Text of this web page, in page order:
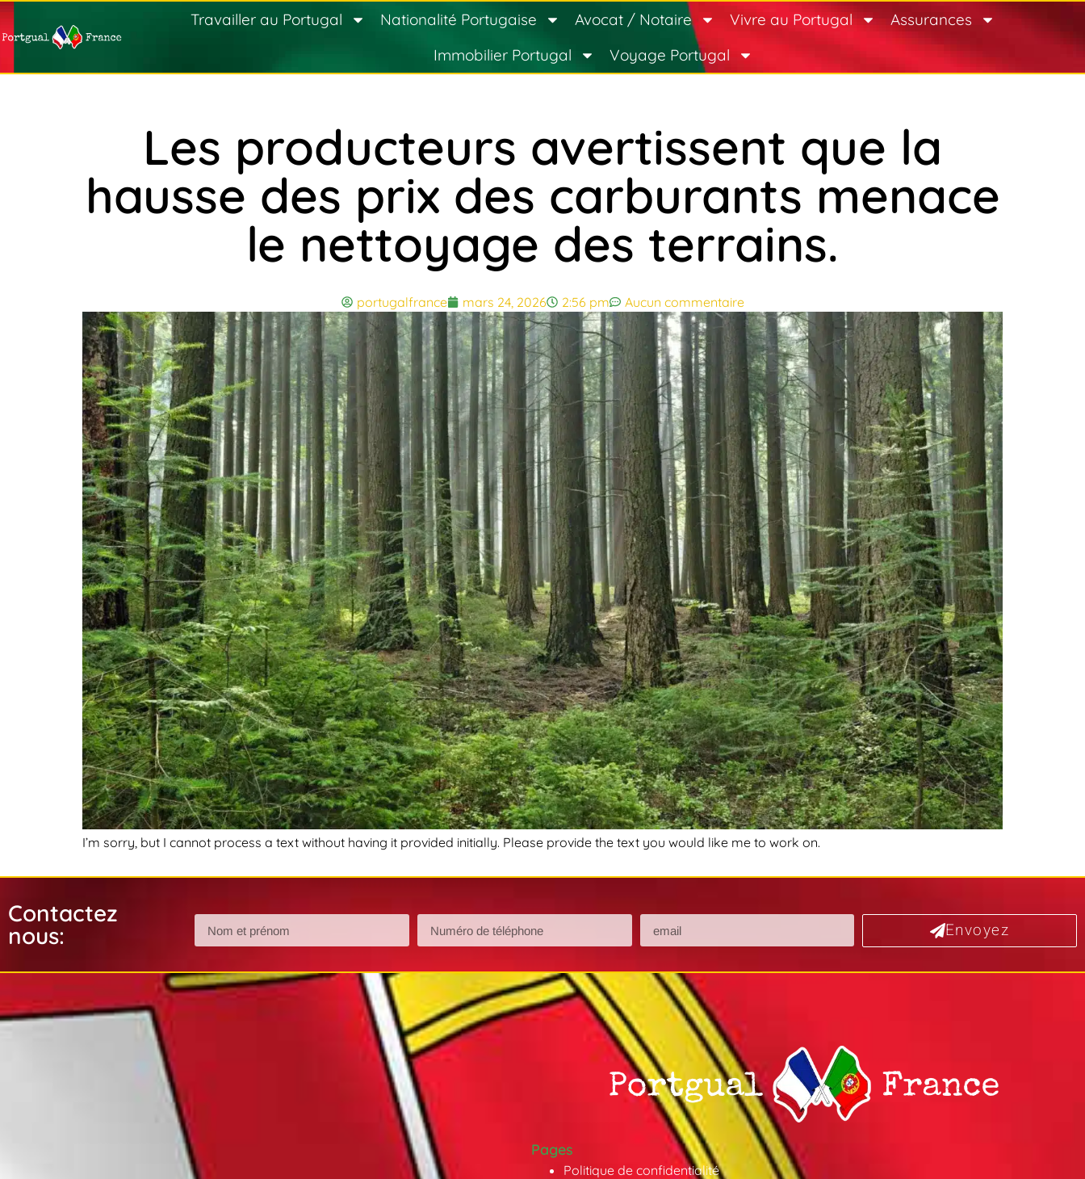
Travailler au Portugal Nationalité Portugaise Avocat / Notaire Vivre au Portugal
Assurances
Immobilier Portugal
Voyage Portugal
Les producteurs avertissent que la
hausse des prix des carburants menace
le nettoyage des terrains.
portugalfrance mars 24, 2026 2:56 pm Aucun commentaire
I’m sorry, but I cannot process a text without having it provided initially. Please provide the text you would like me to work on.
Contactez
nous:
Envoyez
Pages
Politique de confidentialité